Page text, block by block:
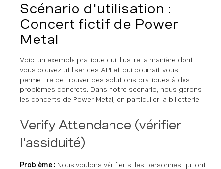
Scénario d'utilisation :
Concert fictif de Power
Metal
Voici un exemple pratique qui illustre la manière dont
vous pouvez utiliser ces API et qui pourrait vous
permettre de trouver des solutions pratiques à des
problèmes concrets. Dans notre scénario, nous gérons
les concerts de Power Metal, en particulier la billetterie.
Verify Attendance (vérifier
l'assiduité)
Problème : Nous voulons vérifier si les personnes qui ont